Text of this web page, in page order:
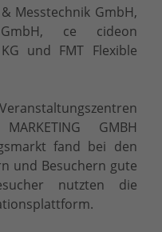
Messtechnik GmbH,
ce cideon
und FMT Flexible
GMBH
fand bei den
und Besuchern gute
nutzten die